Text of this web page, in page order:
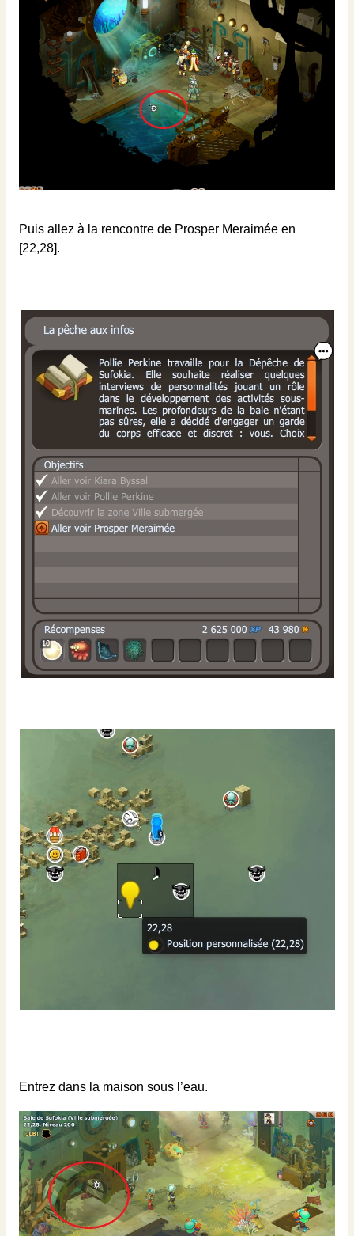
Puis allez à la rencontre de Prosper Meraimée en
[22,28].
Entrez dans la maison sous l’eau.